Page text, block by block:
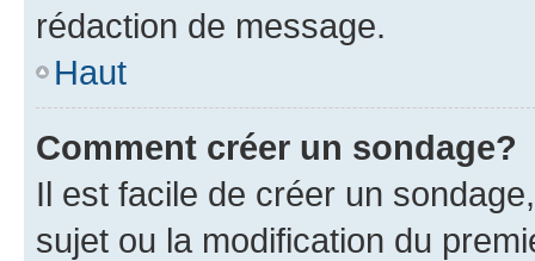
rédaction de message.
Haut
Comment créer un sondage?
Il est facile de créer un
sujet ou la modification du